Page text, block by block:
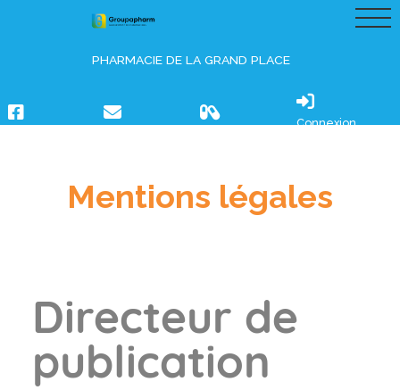
PHARMACIE DE LA GRAND PLACE
Connexion
Mentions légales
Directeur de
publication